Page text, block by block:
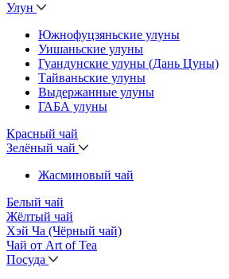
Улун
Южнофуцзяньские улуны
Уишаньские улуны
Гуандунские улуны (Дань Цуны)
Тайваньские улуны
Выдержанные улуны
ГАБА улуны
Красный чай
Зелёный чай
Жасминовый чай
Белый чай
Жёлтый чай
Хэй Ча (Чёрный чай)
Чай от Art of Tea
Посуда